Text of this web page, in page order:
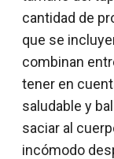
cantidad de
que se
combinan
tener en
saludable y
saciar al
incómodo